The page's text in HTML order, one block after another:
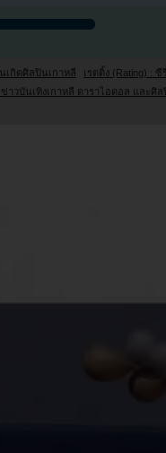
เกิดศิลปินเกาหลี เรตติ้ง (Rating) : ซี
ข่าวบันเทิงเกาหลี ดาราไอดอล และศิ